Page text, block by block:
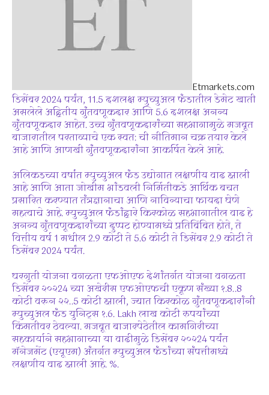
Etmarkets.com
डिसेंबर 2024 पर्यंत, 11.5 दशलक्ष म्युच्युअल फंडातील डेमेट खाती
असलेले अद्वितीय गुंतवणूकदार आणि 5.6 दशलक्ष अनन्य
गुंतवणूकदार आहेत. उच्च गुंतवणूकदारांच्या सहभागामुळे मजबूत
बाजारातील परताव्याचे एक स्वत: ची नीतिमान चक्र तयार केले
आहे आणि आणखी गुंतवणूकदारांना आकर्षित केले आहे.
अलिकडच्या वर्षांत म्युच्युअल फंड उद्योगात लक्षणीय वाढ झाली
आहे आणि आता जोखीम भांडवली निर्मितीकडे आर्थिक बचत
प्रसारित करण्यात तंत्रज्ञानाचा आणि नाविन्याचा फायदा घेणे
महत्वाचे आहे. म्युच्युअल फंडांद्वारे किरकोळ सहभागातील वाढ हे
अनन्य गुंतवणूकदारांच्या दुप्पट होण्यामध्ये प्रतिबिंबित होते, ते
वित्तीय वर्ष 1 मधील 2.9 कोटी ते 5.6 कोटी ते डिसेंबर 2.9 कोटी ते
डिसेंबर 2024 पर्यंत.
घरगुती योजना वगळता एफओएफ देशांतर्गत योजना वगळता
डिसेंबर २०२24 च्या अखेरीस एफओएफची एकूण संख्या १.8..8
कोटी वरून २२..5 कोटी झाली, ज्यात किरकोळ गुंतवणूकदारांनी
म्युच्युअल फंड युनिट्स १.6. Lakh लाख कोटी रुपयांच्या
किंमतीवर ठेवल्या. मजबूत बाजारपेठेतील कामगिरीच्या
सहकार्याने सहभागाच्या या वाढीमुळे डिसेंबर २०२24 पर्यंत
मॅनेजमेंट (एयूएम) अंतर्गत म्युच्युअल फंडांच्या संपत्तीमध्ये
लक्षणीय वाढ झाली आहे. %.